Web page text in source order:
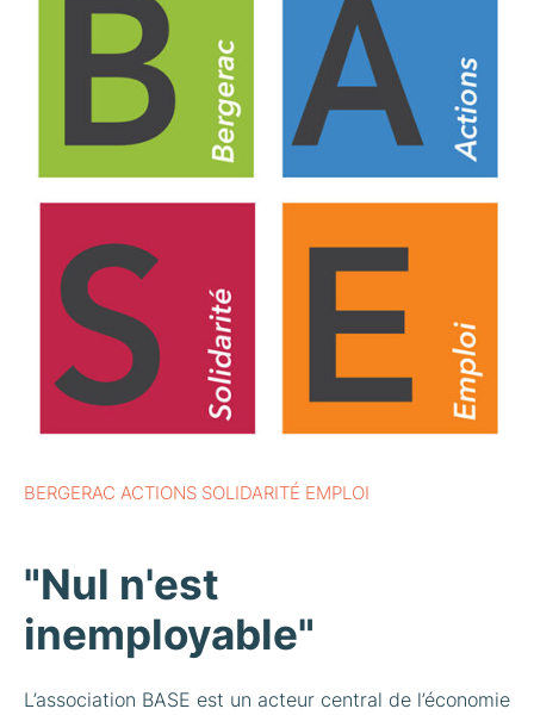
BERGERAC ACTIONS SOLIDARITÉ EMPLOI
"Nul n'est
inemployable"
L’association BASE est un acteur central de l’économie